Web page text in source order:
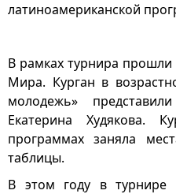
латиноамериканской
В рамках турнира прошли
Мира. Курган в
молодежь»
Екатерина Худякова.
программах заняла
таблицы.
В этом году в турнире